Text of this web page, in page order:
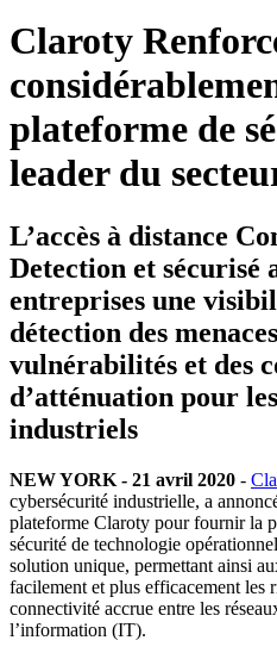
Claroty
plateforme de
leader du
L’accès à distance
Detection et sécurisé
entreprises une
détection des
vulnérabilités et des
d’atténuation pour
industriels
NEW YORK - 21 avril 2020 -
cybersécurité industrielle, a
plateforme Claroty pour fournir la
sécurité de technologie
solution unique, permettant ainsi
facilement et plus efficacement les
connectivité accrue entre les
l’information (IT).